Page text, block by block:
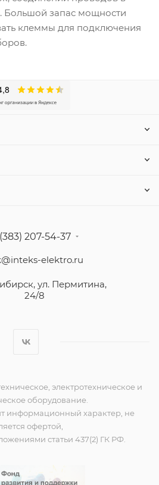
Большой запас мощности
клеммы для подключения
207-54-37
elektro.ru
ул. Пермитина,
24/8
электротехническое и
оборудование.
информационный характер, не
офертой,
статьи 437(2) ГК РФ.